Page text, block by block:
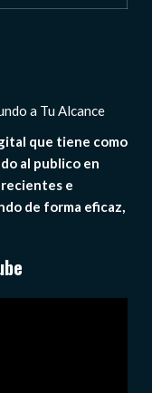
a Tu Alcance
que tiene como
al publico en
e
de forma eficaz,